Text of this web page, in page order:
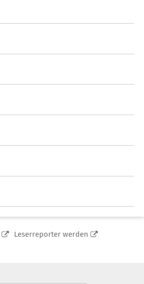
Leserreporter werden